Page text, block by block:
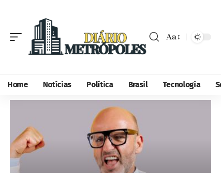
Aa
Home Notícias Política Brasil Tecnologia